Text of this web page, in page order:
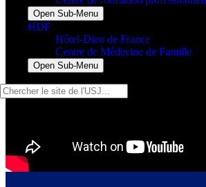
Open Sub-Menu
HDF
Hôtel-Dieu de France
Centre de Médecine de Famille
Open Sub-Menu